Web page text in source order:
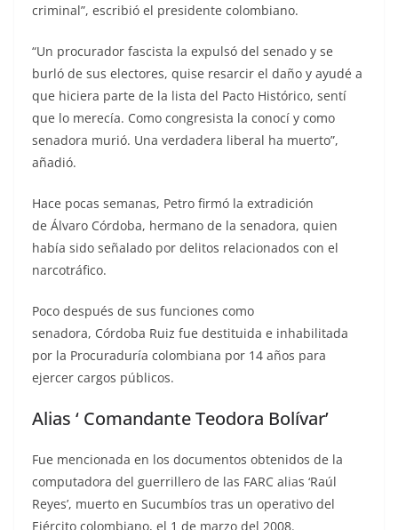
criminal”, escribió el presidente colombiano.
“Un procurador fascista la expulsó del senado y se
burló de sus electores, quise resarcir el daño y ayudé a
que hiciera parte de la lista del Pacto Histórico, sentí
que lo merecía. Como congresista la conocí y como
senadora murió. Una verdadera liberal ha muerto”,
añadió.
Hace pocas semanas, Petro firmó la extradición
de Álvaro Córdoba, hermano de la senadora, quien
había sido señalado por delitos relacionados con el
narcotráfico.
Poco después de sus funciones como
senadora, Córdoba Ruiz fue destituida e inhabilitada
por la Procuraduría colombiana por 14 años para
ejercer cargos públicos.
Alias ‘ Comandante Teodora Bolívar’
Fue mencionada en los documentos obtenidos de la
computadora del guerrillero de las FARC alias ‘Raúl
Reyes’, muerto en Sucumbíos tras un operativo del
Ejército colombiano, el 1 de marzo del 2008.